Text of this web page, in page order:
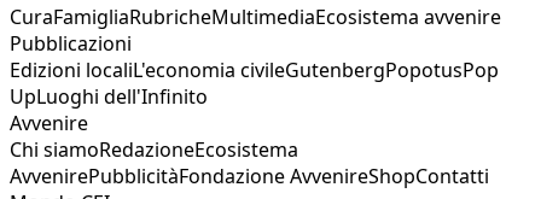
CuraFamigliaRubricheMultimediaEcosistema avvenire
Pubblicazioni
Edizioni localiL'economia civileGutenbergPopotusPop
UpLuoghi dell'Infinito
Avvenire
Chi siamoRedazioneEcosistema
AvvenirePubblicitàFondazione AvvenireShopContatti